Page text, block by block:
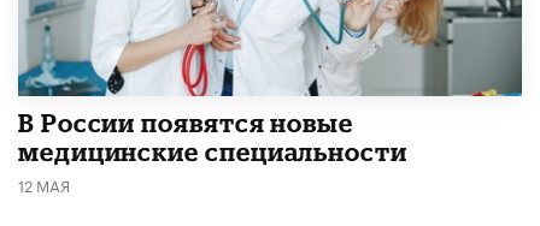
В России появятся новые
медицинские специальности
12 МАЯ